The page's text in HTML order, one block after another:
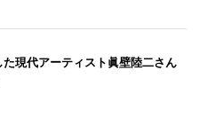
現代アーティスト眞壁陸二さん